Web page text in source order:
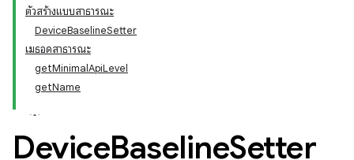
ตัวสร้างแบบสาธารณะ
DeviceBaselineSetter
เมธอดสาธารณะ
getMinimalApiLevel
getName
DeviceBaselineSetter